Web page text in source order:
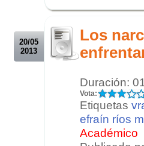
20/05
2013
Los
Duración:
Vota:
Etiquetas
efraín ríos
Académico